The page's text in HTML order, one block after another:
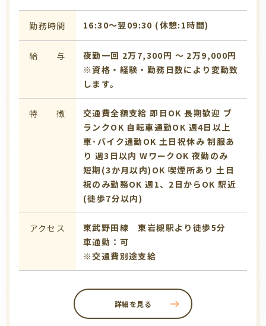
勤務時間 16:30〜翌09:30 (休憩:1時間)
給 与
夜勤一回 2万7,300円 〜 2万9,000円
※資格・経験・勤務日数により変動致
します。
特 徴 交通費全額支給 即日OK 長期歓迎 ブ
ランクOK 自転車通勤OK 週4日以上
車･バイク通勤OK 土日祝休み 制服あ
り 週3日以内 WワークOK 夜勤のみ
短期(3か月以内)OK 喫煙所あり 土日
祝のみ勤務OK 週1、2日からOK 駅近
(徒歩7分以内)
アクセス
東武野田線 東岩槻駅より徒歩5分
車通勤：可
※交通費別途支給
詳細を見る